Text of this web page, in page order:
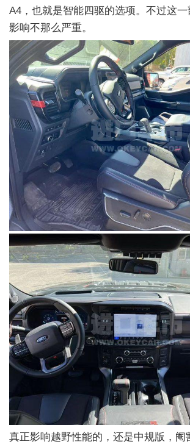
A4，也就是智能四驱的选项。不过这
影响不那么严重。
真正影响越野性能的，还是中规版，阉